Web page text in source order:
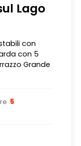
Lago
con
con 5
Grande
5